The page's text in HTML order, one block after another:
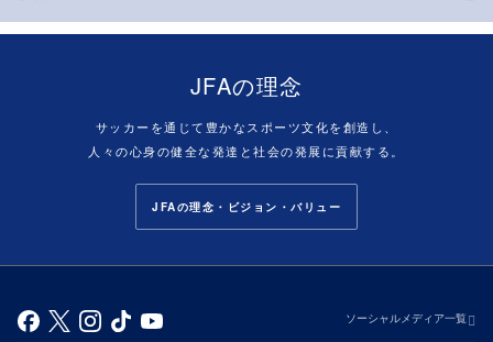
JFAの理念
サッカーを通じて豊かなスポーツ文化を創造し、
人々の心身の健全な発達と社会の発展に貢献する。
JFAの理念・ビジョン・バリュー
ソーシャルメディア一覧